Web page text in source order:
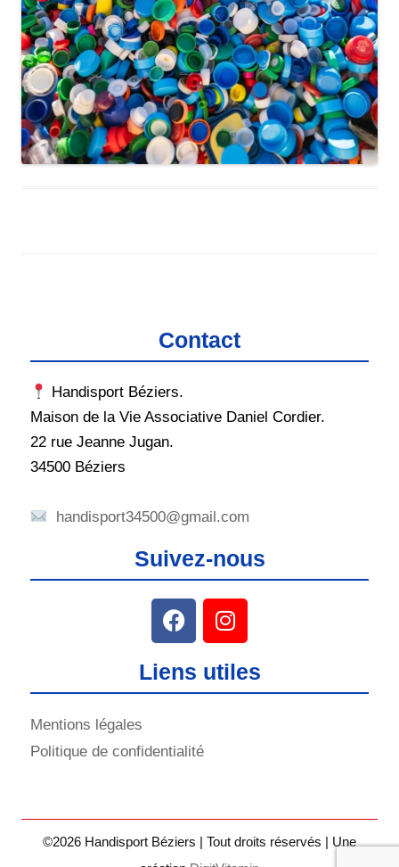
Contact
Handisport Béziers.
Maison de la Vie Associative Daniel Cordier.
22 rue Jeanne Jugan.
34500 Béziers
handisport34500@gmail.com
Suivez-nous
Liens utiles
Mentions légales
Politique de confidentialité
©2026 Handisport Béziers | Tout droits réservés | Une